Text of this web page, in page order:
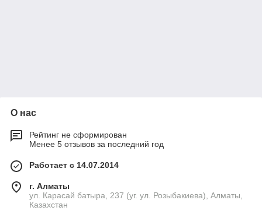
О нас
Рейтинг не сформирован
Менее 5 отзывов за последний год
Работает с 14.07.2014
г. Алматы
ул. Карасай батыра, 237 (уг. ул. Розыбакиева), Алматы,
Казахстан